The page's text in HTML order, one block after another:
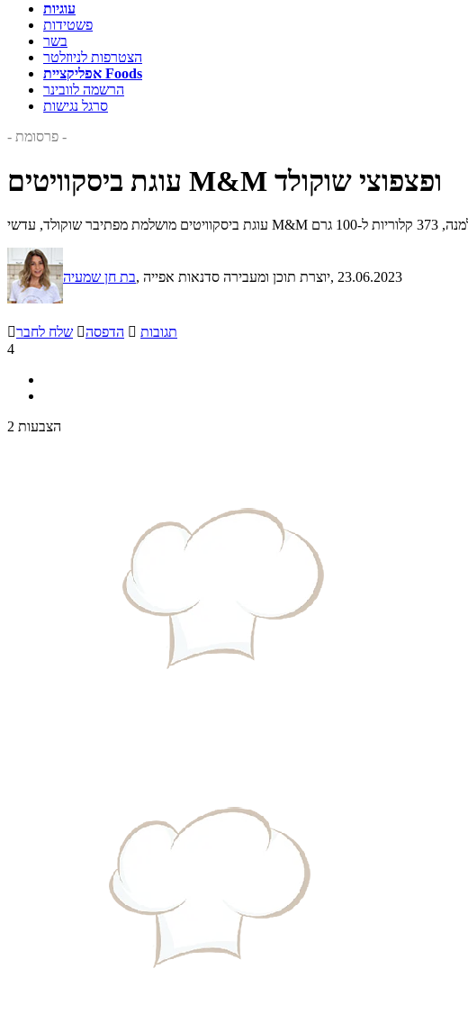
עוגיות
פשטידות
בשר
הצטרפות לניוזלטר
אפליקציית Foods
הרשמה לוובינר
סרגל נגישות
- פרסומת -
עוגת ביסקוויטים M&M ופצפוצי שוקולד
בת חן שמעיה , יוצרת תוכן ומעבירה סדנאות אפייה, 23.06.2023
שלח לחבר הדפסה  תגובות
4
2 הצבעות